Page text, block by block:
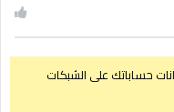
حساباتك على الشبكات